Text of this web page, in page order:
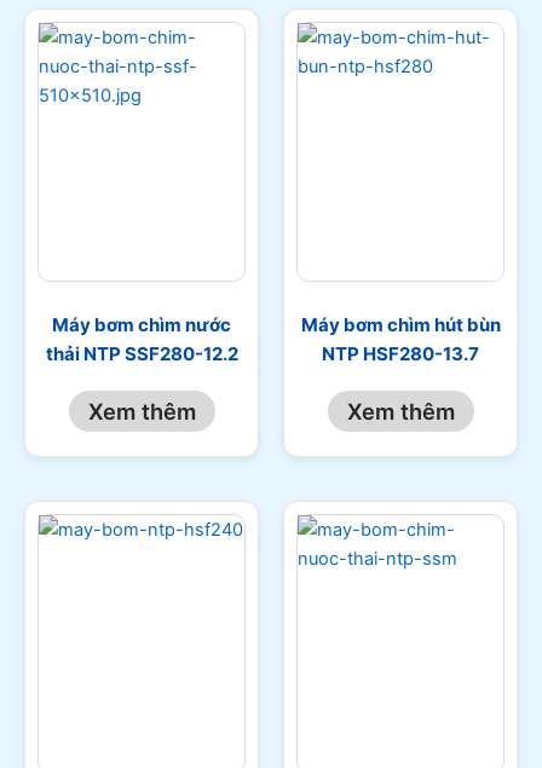
Máy bơm chìm nước
thải NTP SSF280-12.2
Xem thêm
Máy bơm chìm hút bùn
NTP HSF280-13.7
Xem thêm